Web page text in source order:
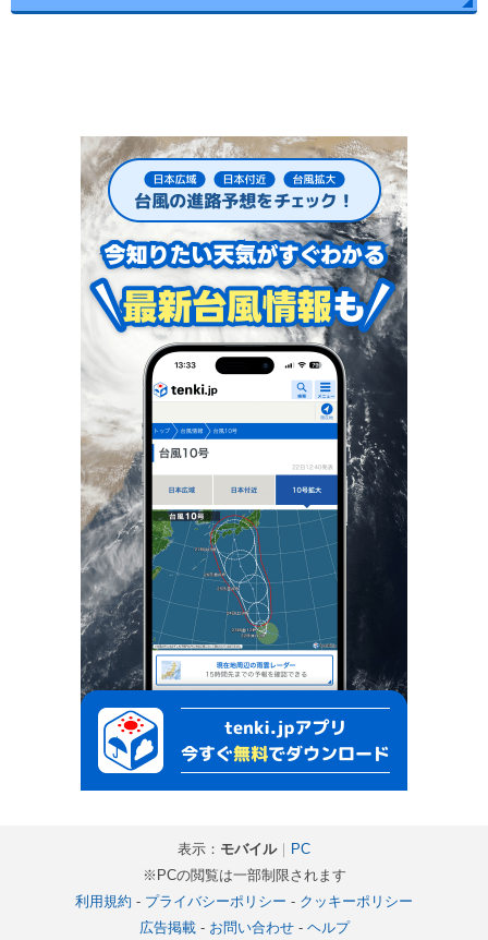
表示： モバイル｜ PC
※PCの閲覧は一部制限されます
利用規約 - プライバシーポリシー - クッキーポリシー
広告掲載- お問い合わせ- ヘルプ